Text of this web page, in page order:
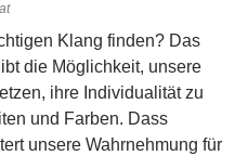
Klang finden? Das
die Möglichkeit, unsere
ihre Individualität zu
und Farben. Dass
unsere Wahrnehmung für